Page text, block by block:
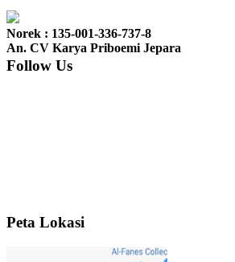
Ibu Vina, Bogor:Meja belajar cocok Pak,
seperti yang saya punya di rumah...
Norek : 135-001-336-737-8
An. CV Karya Priboemi Jepara
Follow Us
Peta Lokasi